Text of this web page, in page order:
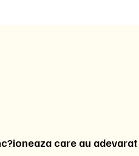
care au adevarat